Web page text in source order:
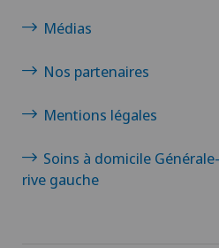
Médias
Nos partenaires
Mentions légales
Soins à domicile
rive gauche